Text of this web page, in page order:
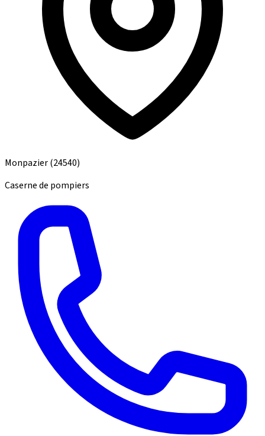
Monpazier(24540)
Caserne de pompiers